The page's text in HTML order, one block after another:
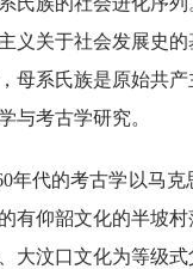
义关于社会发展史
母系氏族是原始共
与考古学研究。
年代的考古学以马
有仰韶文化的半坡
大汶口文化为等级